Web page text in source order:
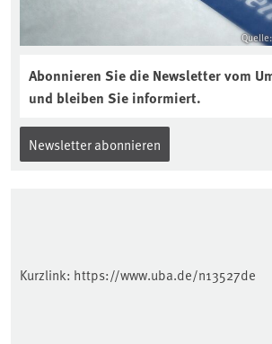
Abonnieren Sie die Newsletter vom
und bleiben Sie informiert.
Newsletter abonnieren
Kurzlink: https://www.uba.de/n13527de